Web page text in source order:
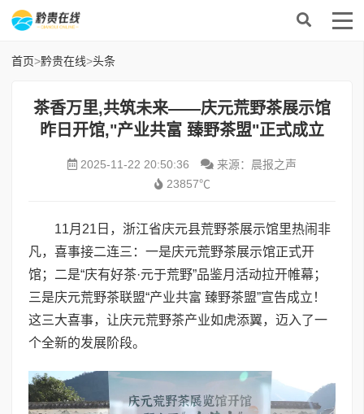
首页>黔贵在线>头条
茶香万里,共筑未来——庆元荒野茶展示馆
昨日开馆,"产业共富 臻野茶盟"正式成立
2025-11-22 20:50:36
来源：晨报之声
23857℃
11月21日，浙江省庆元县荒野茶展示馆里热闹非
凡，喜事接二连三：一是庆元荒野茶展示馆正式开
馆；二是“庆有好茶·元于荒野”品鉴月活动拉开帷幕；
三是庆元荒野茶联盟“产业共富 臻野茶盟”宣告成立！
这三大喜事，让庆元荒野茶产业如虎添翼，迈入了一
个全新的发展阶段。